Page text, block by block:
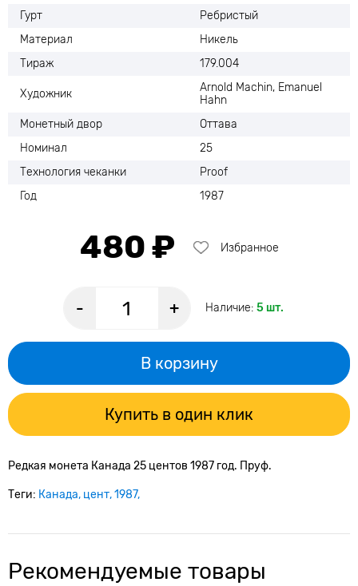
Гурт
Ребристый
Материал
Никель
Тираж
179.004
Художник
Arnold Machin, Emanuel
Hahn
Монетный двор
Оттава
Номинал
25
Технология чеканки
Proof
Год
1987
480 ₽ Избранное
- + Наличие: 5 шт.
В корзину
Купить в один клик
Редкая монета Канада 25 центов 1987 год. Пруф.
Теги: Канада цент 1987
Рекомендуемые товары